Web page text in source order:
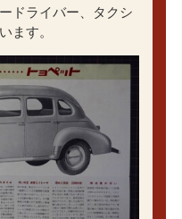
ドライバー、タクシ
ます。